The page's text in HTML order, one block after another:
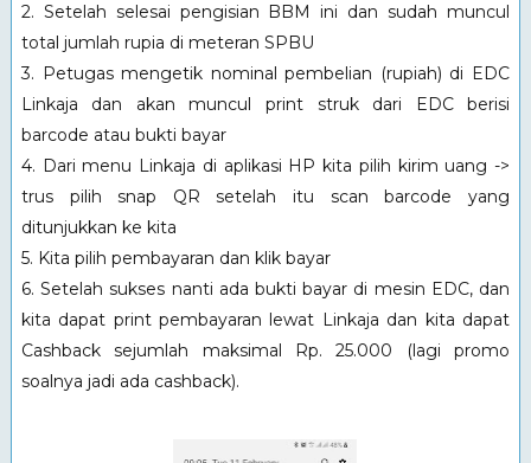
2. Setelah selesai pengisian BBM ini dan sudah muncul
total jumlah rupia di meteran SPBU
3. Petugas mengetik nominal pembelian (rupiah) di EDC
Linkaja dan akan muncul print struk dari EDC berisi
barcode atau bukti bayar
4. Dari menu Linkaja di aplikasi HP kita pilih kirim uang ->
trus pilih snap QR setelah itu scan barcode yang
ditunjukkan ke kita
5. Kita pilih pembayaran dan klik bayar
6. Setelah sukses nanti ada bukti bayar di mesin EDC, dan
kita dapat print pembayaran lewat Linkaja dan kita dapat
Cashback sejumlah maksimal Rp. 25.000 (lagi promo
soalnya jadi ada cashback).